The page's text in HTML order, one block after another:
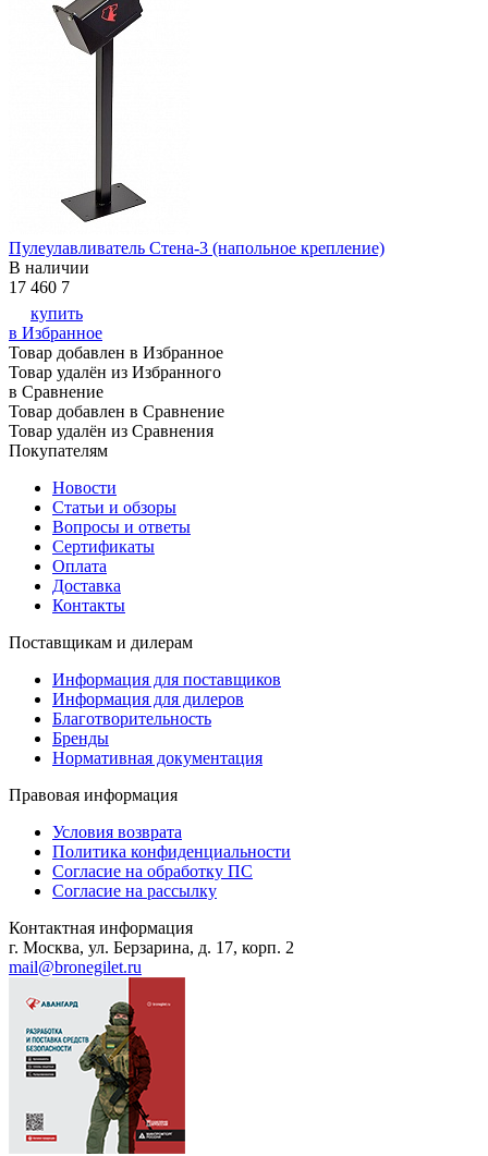
Пулеулавливатель Стена-3 (напольное крепление)
В наличии
17 460 7
купить
в Избранное
Товар добавлен в Избранное
Товар удалён из Избранного
в Сравнение
Товар добавлен в Сравнение
Товар удалён из Сравнения
Покупателям
Новости
Статьи и обзоры
Вопросы и ответы
Сертификаты
Оплата
Доставка
Контакты
Поставщикам и дилерам
Информация для поставщиков
Информация для дилеров
Благотворительность
Бренды
Нормативная документация
Правовая информация
Условия возврата
Политика конфиденциальности
Согласие на обработку ПС
Согласие на рассылку
Контактная информация
г. Москва, ул. Берзарина, д. 17, корп. 2
mail@bronegilet.ru